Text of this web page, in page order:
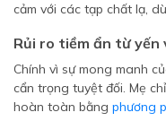
cảm với các tạp chất lạ,
Rủi ro tiềm ẩn từ yến
Chính vì sự mong manh
cẩn trọng tuyệt đối. Mẹ
hoàn toàn bằng phương